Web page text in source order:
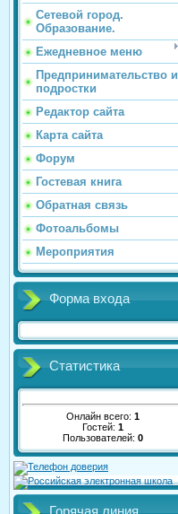
Сетевой город.
Образование.
Ежедневное меню
Предпринимательство и
подростки
Редактор сайта
Карта сайта
Форум
Гостевая книга
Обратная связь
Фотоальбомы
Мероприятия
Форма входа
Статистика
Онлайн всего: 1
Гостей: 1
Пользователей: 0